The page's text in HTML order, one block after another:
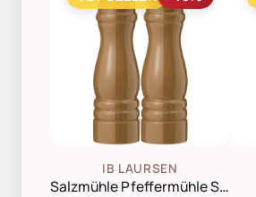
IB LAURSEN
Salzmühle Pfeffermühle Set